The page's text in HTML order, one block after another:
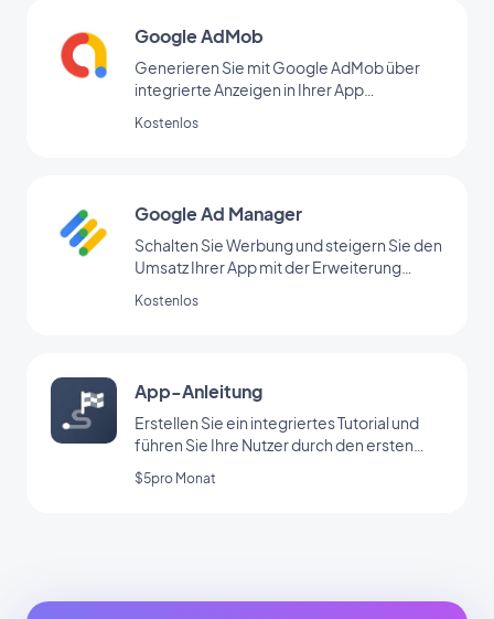
Google AdMob
Generieren Sie mit Google AdMob über
integrierte Anzeigen in Ihrer App
Kostenlos
Google Ad Manager
Schalten Sie Werbung und steigern Sie den
Umsatz Ihrer App mit der Erweiterung
Kostenlos
App-Anleitung
Erstellen Sie ein integriertes Tutorial und
führen Sie Ihre Nutzer durch den ersten
Start Ihrer App
$5pro Monat